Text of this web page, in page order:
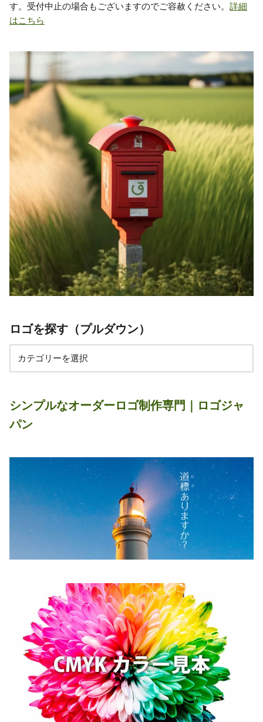
す。受付中止の場合もございますのでご容赦ください。 詳細
はこちら
ロゴを探す（プルダウン）
シンプルなオーダーロゴ制作専門｜ロゴジャ
パン